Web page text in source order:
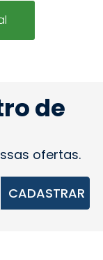
de
ofertas.
CADASTRAR